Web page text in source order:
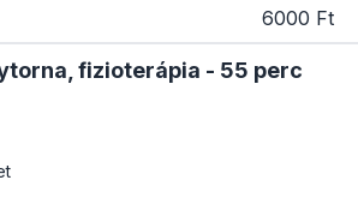
6000 Ft
fizioterápia - 55 perc